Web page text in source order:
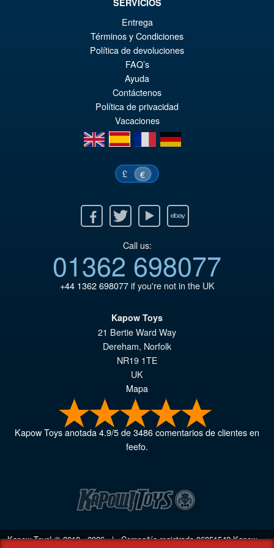
PRE ORDENA
SERVICIOS
Entrega
Términos y Condiciones
Política de devoluciones
FAQ’s
Ayuda
Contáctenos
Política de privacidad
Vacaciones
en
es fr de
£ €
Twitter Youtube Ebay
Call us:
01362 698077
+44 1362 698077if you're not in the UK
Kapow Toys
21 Bertie Ward Way
Dereham, Norfolk
NR19 1TE
UK
Mapa
Kapow Toysanotada4.9/5de3486comentarios de clientes en
feefo.
Kapow Toys! © 2013 - 2026 | Compañía registrada06851542Kapow